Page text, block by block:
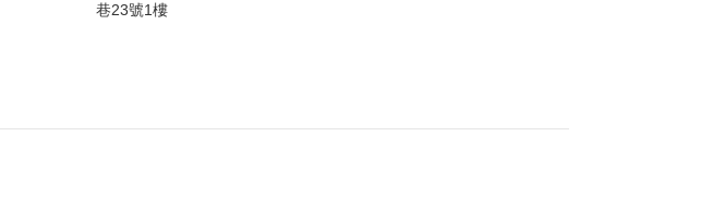
巷23號1樓